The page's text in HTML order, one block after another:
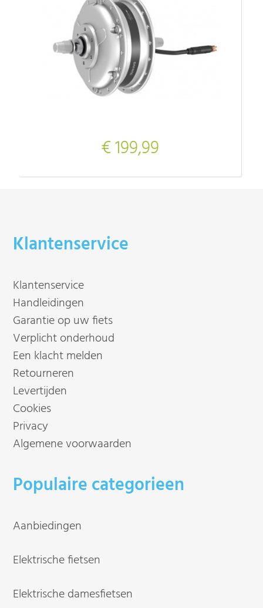
€ 199,99
Klantenservice
Klantenservice
Handleidingen
Garantie op uw fiets
Verplicht onderhoud
Een klacht melden
Retourneren
Levertijden
Cookies
Privacy
Algemene voorwaarden
Populaire categorieen
Aanbiedingen
Elektrische fietsen
Elektrische damesfietsen